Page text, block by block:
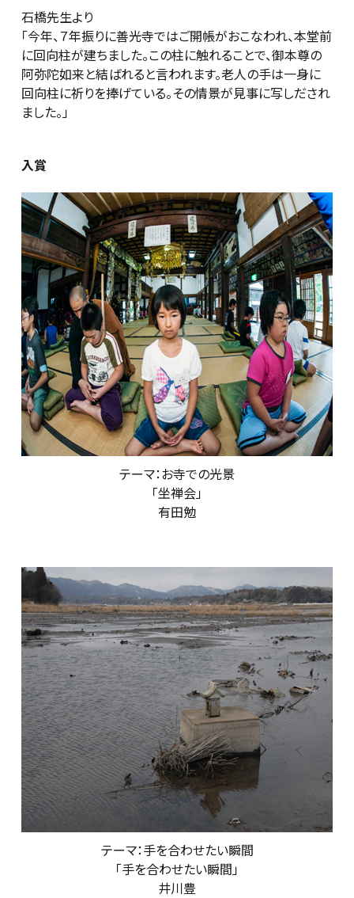
石橋先生より
「今年、７年振りに善光寺ではご開帳がおこなわれ、本堂前
に回向柱が建ちました。この柱に触れることで、御本尊の
阿弥陀如来と結ばれると言われます。老人の手は一身に
回向柱に祈りを捧げている。その情景が見事に写しだされ
ました。」
入賞
テーマ：お寺での光景
「坐禅会」
有田勉
テーマ：手を合わせたい瞬間
「手を合わせたい瞬間」
井川豊